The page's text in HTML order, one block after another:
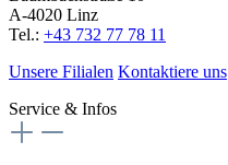
A-4020 Linz
Tel.: +43 732 77 78 11
Unsere Filialen Kontaktiere uns
Service & Infos